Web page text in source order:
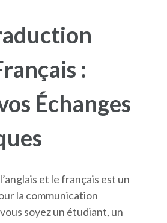
:
Échanges
et le français est un
la communication
soyez un étudiant, un